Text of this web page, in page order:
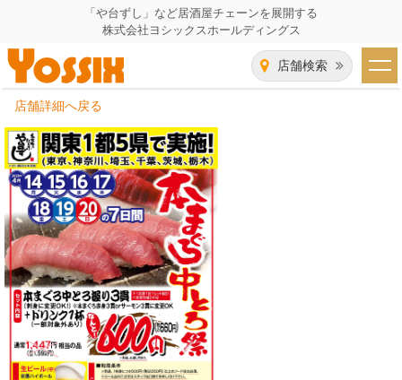
「や台ずし」など居酒屋チェーンを展開する
株式会社ヨシックスホールディングス
店舗検索
HOME
企業情報
企業情報トップ
代表者あいさつ
グループ会社
会社概要
沿革
事業一覧
飲食事業紹介
飲食事業紹介トップ
や台ずし
IR（株主・投資家）情報
IR情報トップ
採用情報
店舗詳細へ戻る